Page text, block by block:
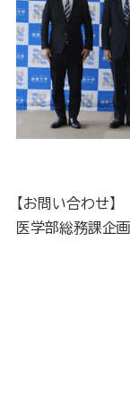
【お問い合わせ】
医学部総務課